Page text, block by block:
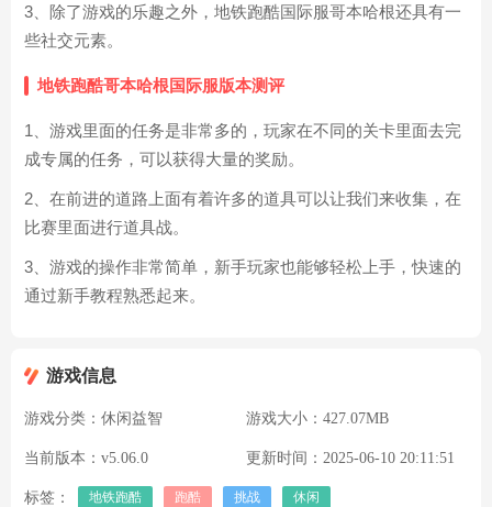
3、除了游戏的乐趣之外，地铁跑酷国际服哥本哈根还具有一
些社交元素。
地铁跑酷哥本哈根国际服版本测评
1、游戏里面的任务是非常多的，玩家在不同的关卡里面去完
成专属的任务，可以获得大量的奖励。
2、在前进的道路上面有着许多的道具可以让我们来收集，在
比赛里面进行道具战。
3、游戏的操作非常简单，新手玩家也能够轻松上手，快速的
通过新手教程熟悉起来。
游戏信息
游戏分类： 休闲益智 游戏大小： 427.07MB
当前版本： v5.06.0 更新时间： 2025-06-10 20:11:51
标签： 地铁跑酷 跑酷 挑战
休闲